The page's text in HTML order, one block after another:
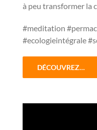
à peu transformer la
#meditation
#ecologieintégrale
DÉCOUVREZ…